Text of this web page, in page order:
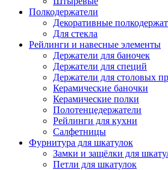
Полкодержатели
Декоративные
Для стекла
Рейлинги и навесные элементы
Держатели для баночек
Держатели для специй
Держатели для столовых
Керамические баночки
Керамические полки
Полотенцедержатели
Рейлинги для кухни
Салфетницы
Фурнитура для шкатулок
Замки и защёлки для
Петли для шкатулок